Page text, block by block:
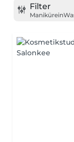
Filter
Manikürein